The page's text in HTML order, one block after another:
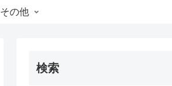
その他
検索